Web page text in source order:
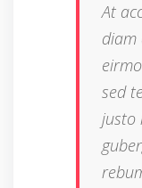
At
diam
sed
justo